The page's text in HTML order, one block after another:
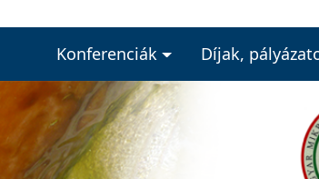
Konferenciák Díjak,